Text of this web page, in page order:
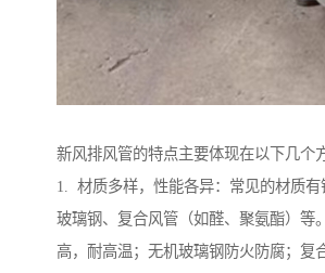
新风排风管的特点主要体现在以下几个
1. 材质多样，性能各异：常见的材质有
玻璃钢、复合风管（如醛、聚氨酯）等
高，耐高温；无机玻璃钢防火防腐；复